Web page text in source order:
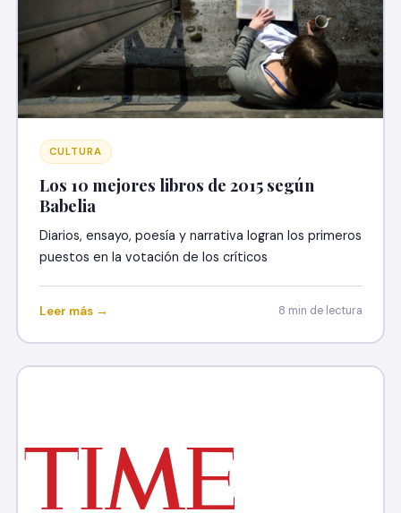
CULTURA
Los 10 mejores libros de 2015 según
Babelia
Diarios, ensayo, poesía y narrativa logran los primeros
puestos en la votación de los críticos
Leer más → 8 min de lectura